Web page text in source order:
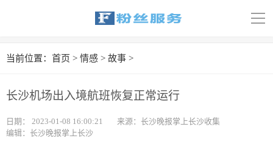
导
首页
汽车
当前位置： 首页 > 情感 > 故事 >
长沙机场出入境航班恢复正常运行
日期： 2023-01-08 16:00:21
来源：长沙晚报掌上长沙收集
编辑：长沙晚报掌上长沙